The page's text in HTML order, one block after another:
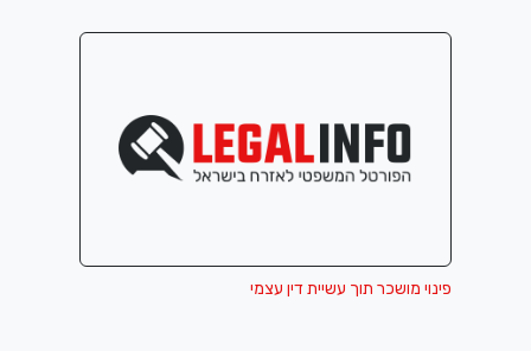
פינוי מושכר תוך עשיית דין עצמי